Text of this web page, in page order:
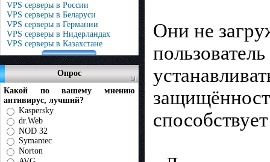
VPS серверы в России
VPS серверы в Беларуси
VPS серверы в Германии
VPS серверы в Нидерландах
VPS серверы в Казахстане
Опрос
Какой по вашему мнению
антивирус, лучший?
Kaspersky
dr.Web
NOD 32
Symantec
Norton
Они не